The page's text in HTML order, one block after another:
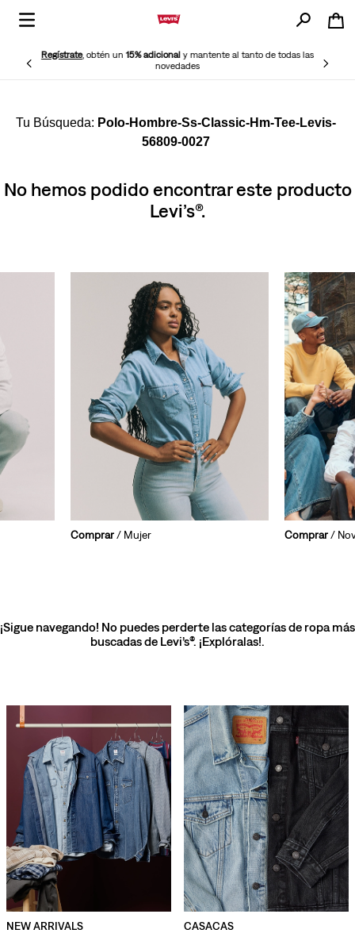
Regístrate, obtén un15% adicionaly mantente al tanto de todas las
novedades
Polo-Hombre-Ss-Classic-Hm-Tee-Levis-
56809-0027
No hemos podido encontrar este producto
Levi’s®.
Comprar/ Mujer Comprar/
¡Sigue navegando! No puedes perderte las categorías de ropa más
buscadas de Levi’s®. ¡Explóralas!.
NEW ARRIVALS CASACAS